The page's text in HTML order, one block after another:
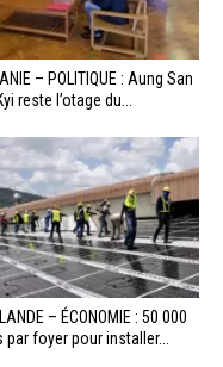
– POLITIQUE : Aung San
reste l’otage du...
– ÉCONOMIE : 50 000
par foyer pour installer...